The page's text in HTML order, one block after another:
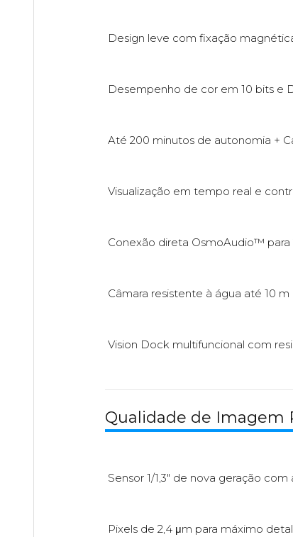
Design leve com fixação
Desempenho de cor em 10 bits e
Até 200 minutos de autonomia +
Visualização em tempo real e
Conexão direta OsmoAudio™ para
Câmara resistente à água até 10 m
Vision Dock multifuncional com
Qualidade de Imagem
Sensor 1/1,3" de nova geração
Pixels de 2,4 μm para máximo